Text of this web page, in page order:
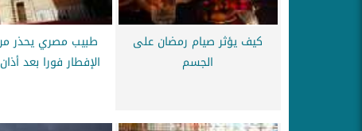
كيف يؤثر صيام رمضان على
الجسم
طبيب مصري يحذر
الإفطار فورا بعد